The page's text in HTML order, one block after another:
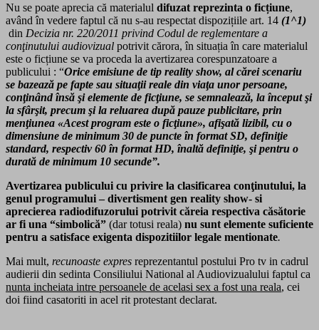
Nu se poate aprecia că materialul difuzat reprezinta o ficțiune,
având în vedere faptul că nu s-au respectat dispozițiile art. 14 (1^1)
din Decizia nr. 220/2011 privind Codul de reglementare a
conţinutului audiovizual potrivit cărora, în situația în care materialul
este o ficțiune se va proceda la avertizarea corespunzatoare a
publicului : “Orice emisiune de tip reality show, al cărei scenariu
se bazează pe fapte sau situaţii reale din viaţa unor persoane,
conţinând însă şi elemente de ficţiune, se semnalează, la început şi
la sfârşit, precum şi la reluarea după pauze publicitare, prin
menţiunea «Acest program este o ficţiune», afişată lizibil, cu o
dimensiune de minimum 30 de puncte în format SD, definiţie
standard, respectiv 60 în format HD, înaltă definiţie, şi pentru o
durată de minimum 10 secunde”.
Avertizarea publicului cu privire la clasificarea conţinutului, la
genul programului – divertisment gen reality show- si
aprecierea radiodifuzorului potrivit căreia respectiva căsătorie
ar fi una “simbolică” (dar totusi reala) nu sunt elemente suficiente
pentru a satisface exigenta dispozitiilor legale mentionate.
Mai mult, recunoaste expres reprezentantul postului Pro tv in cadrul
audierii din sedinta Consiliului National al Audiovizualului faptul ca
nunta incheiata intre persoanele de acelasi sex a fost una reala, cei
doi fiind casatoriti in acel rit protestant declarat.